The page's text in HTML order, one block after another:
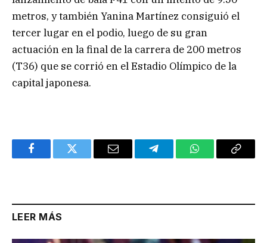
metros, y también Yanina Martínez consiguió el
tercer lugar en el podio, luego de su gran
actuación en la final de la carrera de 200 metros
(T36) que se corrió en el Estadio Olímpico de la
capital japonesa.
FacebookTwitter Email TelegramWhatsAppCopy
LEER MÁS